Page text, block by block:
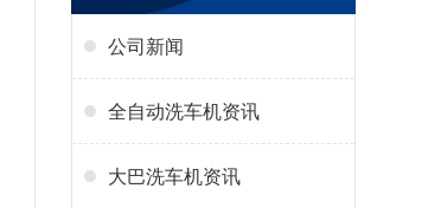
公司新闻
全自动洗车机资讯
大巴洗车机资讯